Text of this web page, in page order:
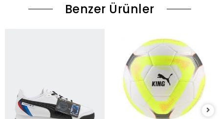
Benzer Ürünler